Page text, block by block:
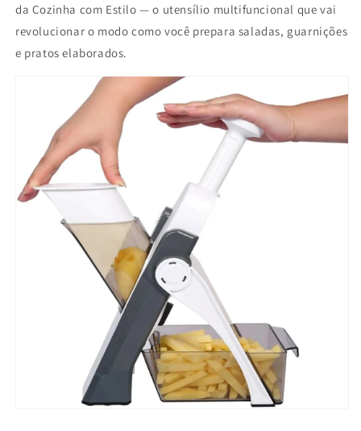
da Cozinha com Estilo — o utensílio multifuncional que vai
revolucionar o modo como você prepara saladas, guarnições
e pratos elaborados.